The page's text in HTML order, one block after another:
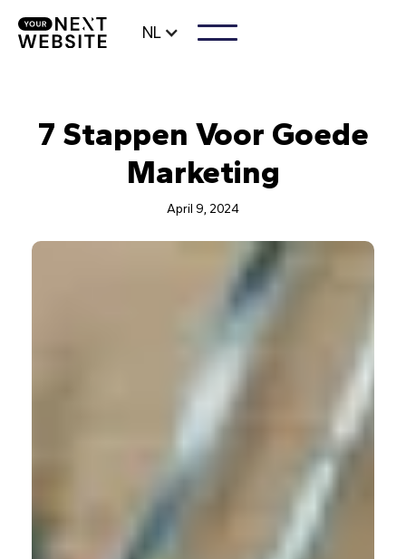
NL
7 Stappen Voor Goede
Marketing
April 9, 2024